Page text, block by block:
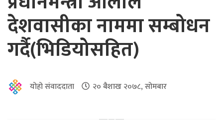
देशवासीका नाममा सम्बोधन
गर्दै(भिडियोसहित)
योहो संवाददाता २० बैशाख २०७८, सोमबार